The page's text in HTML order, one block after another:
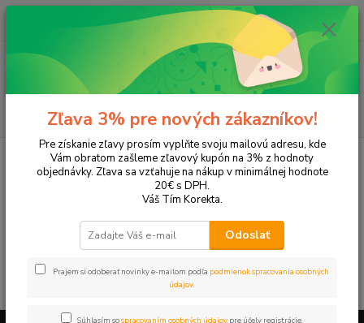
Hľadať
ks
za 0,00 EUR
Tonery a náplne do tlačiarní Hewlett Packard
HP OfficeJet
OfficeJet 6500
OfficeJet 6500
V tejto kategórii nebol nájdený žiadny tovar.
Zľava 3% pre nových zákazníkov!
Pre získanie zľavy prosím vyplňte svoju mailovú adresu, kde
Vám obratom zašleme zľavový kupón na 3% z hodnoty
objednávky. Zľava sa vzťahuje na nákup v minimálnej hodnote
20€ s DPH.
Váš Tím Korekta.
Odoslať
Prajem si odoberať novinky e-mailom podľa podmienok spracovania osobných
údajov.
Súhlasím sospracovaním osobných údajov pre účely registrácie.